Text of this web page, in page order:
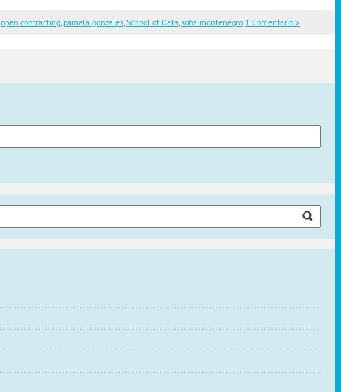
open contracting, pamela gonzales,School of Data,sofia montenegro 1 Comentario »